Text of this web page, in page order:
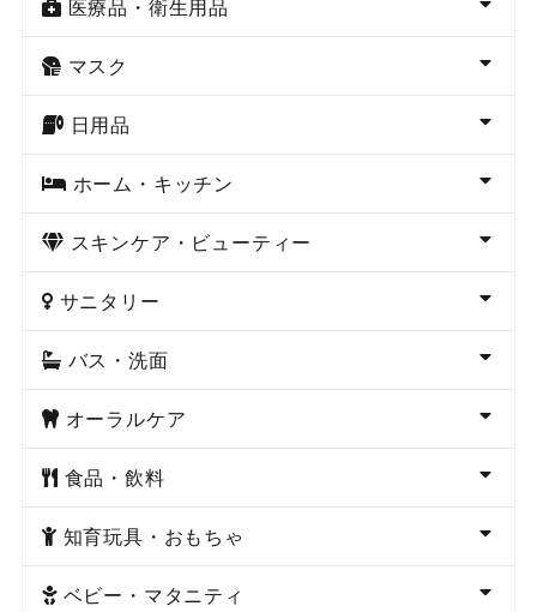
医療品・衛生用品
マスク
日用品
ホーム・キッチン
スキンケア・ビューティー
サニタリー
バス・洗面
オーラルケア
食品・飲料
知育玩具・おもちゃ
ベビー・マタニティ